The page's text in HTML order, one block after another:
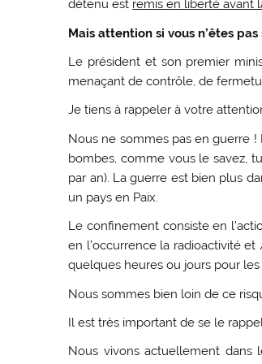
détenu est remis en liberté avant
Mais attention si vous n’êtes
Le président et son premier
menaçant de contrôle, de
Je tiens à rappeler à votre
Nous ne sommes pas en guerre
bombes, comme vous le savez,
par an). La guerre est bien plus
un pays en Paix.
Le confinement consiste en
en l’occurrence la radioactivité
quelques heures ou jours pour les
Nous sommes bien loin de ce
Il est très important de se le
Nous vivons actuellement